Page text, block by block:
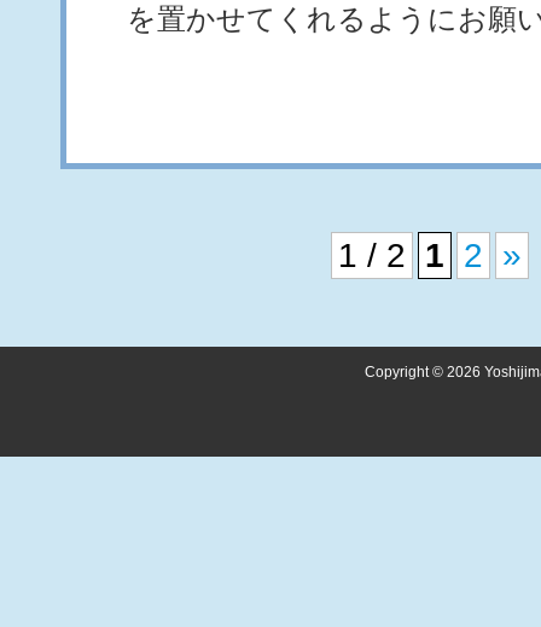
を置かせてくれるようにお願
1 / 2 1 2 »
Copyright © 2026